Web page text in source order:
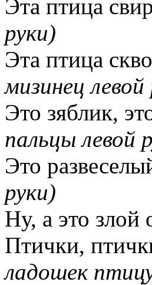
Эта птица
руки)
Эта птица
мизинец левой
Это зяблик,
пальцы левой
Это
руки)
Ну, а это злой
Птички,
ладошек